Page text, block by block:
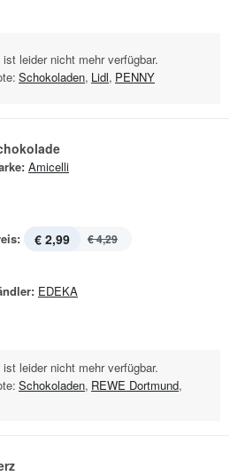
leider nicht mehr verfügbar.
Schokoladen, Lidl, PENNY
Amicelli
€ 2,99 € 4,29
EDEKA
leider nicht mehr verfügbar.
Schokoladen, REWE Dortmund,